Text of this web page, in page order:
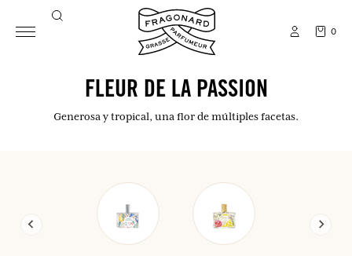
0
FLEUR DE LA PASSION
Generosa y tropical, una flor de múltiples facetas.